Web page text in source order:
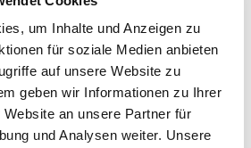
um Inhalte und Anzeigen zu
für soziale Medien anbieten
auf unsere Website zu
geben wir Informationen zu Ihrer
an unsere Partner für
und Analysen weiter. Unsere
auswringen. Sonst verhaken
und sie verfilzt.
die Wollpflege